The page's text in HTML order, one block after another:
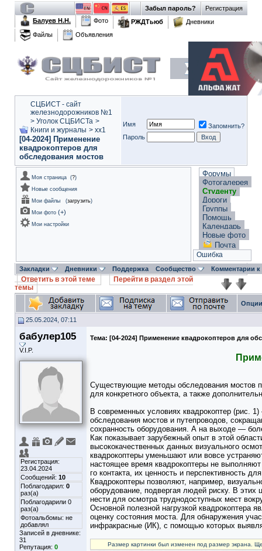
Регистрация
Забыл пароль?
Балуев Н.Н.
Фото РЖДТьюб
Дневники
Файлы
Объявления
СЦБИСТ - сайт
железнодорожников №1
> Уголок СЦБИСТа >
Книги и журналы > xx1
[04-2024] Применение
квадрокоптеров для
обследования мостов
Имя
Запомнить?
Пароль
Моя страница (?)
Новые сообщения
Мои файлы
(загрузить)
Мои фото (+)
Мои настройки
Форумы
Фотогалерея
Студенту
Дороги
Группы
Помощь
Календарь
Новые фото
Почта
Ошибка
Закладки Дневники Поддержка Сообщество Комментарии
Ответить в этой теме
Перейти в раздел этой
темы
25.05.2024, 07:11
бабулер105
V.I.P.
Регистрация:
23.04.2024
Сообщений: 10
Поблагодарил: 0
раз(а)
Поблагодарили 0
раз(а)
Фотоальбомы: не
добавлял
Записей в дневнике:
31
Репутация: 0
Тема: [04-2024] Применение квадрокоптеров для
Существующие методы обследования мостов
для конкретного объекта, а также
В современных условиях квадрокоптер (рис.
обследования мостов и путепроводов,
сохранность оборудования. А на выходе —
Как показывает зарубежный опыт в этой
высококачественных данных визуального
квадрокоптеры уменьшают или вовсе
настоящее время квадрокоптеры не
го контакта, их ценность и перспективность
Квадрокоптеры позволяют, например,
оборудование, подвергая людей риску. В этих
нести для осмотра труднодоступных мест
Основной полезной нагрузкой квадрокоптера
оценку состояния моста. Для обнаружения
инфракрасные (ИК), с помощью которых
Размер картинки был изменен под размер экрана.